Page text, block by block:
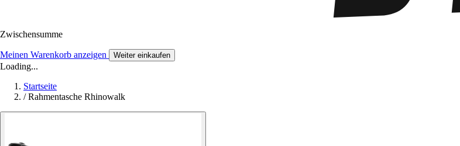
Zwischensumme
Meinen Warenkorb anzeigen Weiter einkaufen
Loading...
Startseite
/ Rahmentasche Rhinowalk